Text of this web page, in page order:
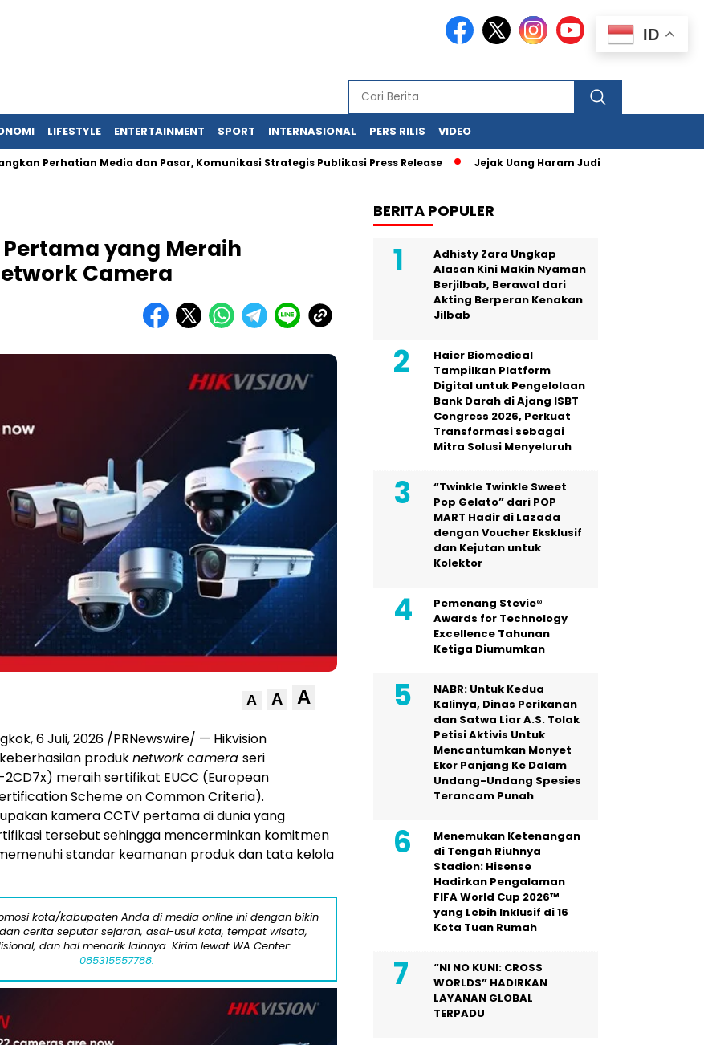
LIFESTYLE ENTERTAINMENT SPORT INTERNASIONAL PERS RILIS VIDEO
Media dan Pasar, Komunikasi Strategis Publikasi Press Release Jejak Uang Haram Judi Online Mulai Terbaca,
yang Meraih
Camera
A A A
,6 Juli, 2026 /PRNewswire/ — Hikvision
produknetwork camera seri
2CD7x) meraih sertifikat EUCC (European
Scheme on Common Criteria).
kamera CCTV pertama di dunia yang
tersebut sehingga mencerminkan komitmen
standar keamanan produk dan tata kelola
kota/kabupaten Anda di media online ini dengan bikin
cerita seputar sejarah, asal-usul kota, tempat wisata,
dan hal menarik lainnya. Kirim lewat WA Center:
085315557788.
BERITA POPULER
Adhisty Zara Ungkap
Alasan Kini Makin Nyaman
Berjilbab, Berawal dari
Akting Berperan Kenakan
Jilbab
Haier Biomedical
Tampilkan Platform
Digital untuk Pengelolaan
Bank Darah di Ajang ISBT
Congress 2026, Perkuat
Transformasi sebagai
Mitra Solusi Menyeluruh
“Twinkle Twinkle Sweet
Pop Gelato” dari POP
MART Hadir di Lazada
dengan Voucher Eksklusif
dan Kejutan untuk
Kolektor
Pemenang Stevie®
Awards for Technology
Excellence Tahunan
Ketiga Diumumkan
NABR: Untuk Kedua
Kalinya, Dinas Perikanan
dan Satwa Liar A.S. Tolak
Petisi Aktivis Untuk
Mencantumkan Monyet
Ekor Panjang Ke Dalam
Undang-Undang Spesies
Terancam Punah
Menemukan Ketenangan
di Tengah Riuhnya
Stadion: Hisense
Hadirkan Pengalaman
FIFA World Cup 2026™
yang Lebih Inklusif di 16
Kota Tuan Rumah
“NI NO KUNI: CROSS
WORLDS” HADIRKAN
LAYANAN GLOBAL
TERPADU
ID